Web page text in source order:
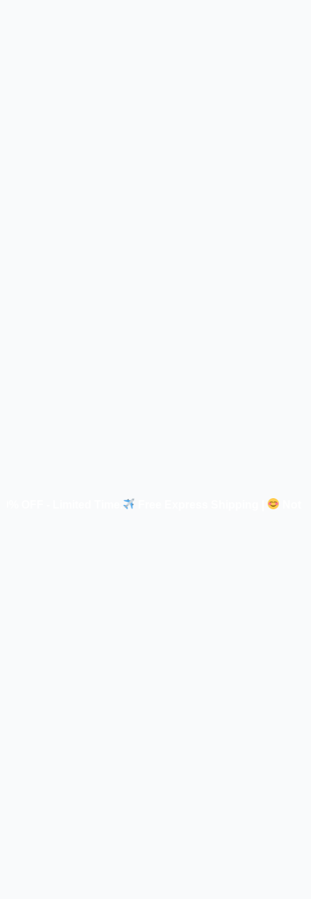
Free Express Shipping | Not Satisfied =